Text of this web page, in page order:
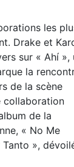
les
Drake et
sur « Ahí »,
la
de la scène
collaboration
de la
« No Me
»,